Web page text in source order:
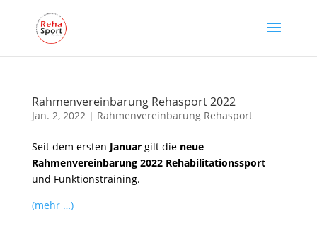
Rahmenvereinbarung Rehasport 2022
Jan. 2, 2022| Rahmenvereinbarung Rehasport
Seit dem ersten Januargilt dieneue
Rahmenvereinbarung 2022 Rehabilitationssport
und Funktionstraining.
(mehr …)